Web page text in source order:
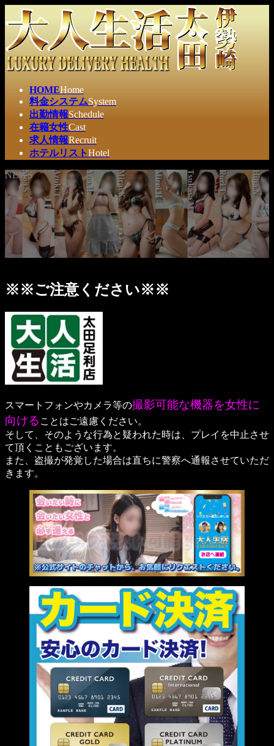
ン
ン
ツ
へ
ビ
ー
シ
ョ
HOMEHome
料金システムSystem
出勤情報Schedule
在籍女性Cast
求人情報Recruit
ホテルリストHotel
NEWS
※※ご注意ください※※
スマートフォンやカメラ等の撮影可能な機器を女性に
向ける ことはご遠慮ください。
そして、そのような行為と疑われた時は、プレイを中止させ
て頂くこともございます。
また、盗撮が発覚した場合は直ちに警察へ通報させていただ
きます。